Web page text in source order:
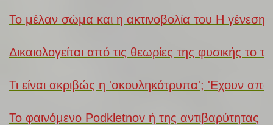
Το μέλαν σώμα και η ακτινοβολία του Η γένεση
Δικαιολογείται από τις θεωρίες της φυσικής το
Τι είναι ακριβώς η 'σκουληκότρυπα'; 'Εχουν
Το φαινόμενο Podkletnov ή της αντιβαρύτητας